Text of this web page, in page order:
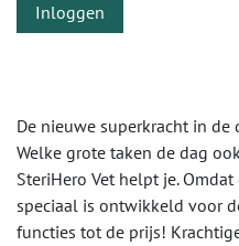
Inloggen
De nieuwe superkracht in de
Welke grote taken de dag
SteriHero Vet helpt je.
speciaal is ontwikkeld voor
functies tot de prijs!